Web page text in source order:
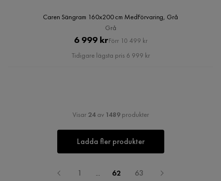
Caren Sängram 160x200 cm MedFörvaring, Grå
Grå
Pris
6 999 krOriginal
Pris
Förr 10 499 kr
Tidigare lägsta pris 6 999 kr
Visar 24av 1489produkter
Ladda fler produkter
1 ... 62 63